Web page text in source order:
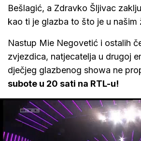
Bešlagić, a Zdravko Šljivac
kao ti je glazba to što je u našim
Nastup Mie Negovetić i ostalih
zvjezdica, natjecatelja u drugoj
dječjeg glazbenog showa ne
subote u 20 sati na RTL-u!